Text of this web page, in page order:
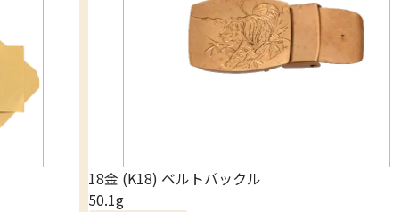
18金 (K18) ベルトバックル
50.1g